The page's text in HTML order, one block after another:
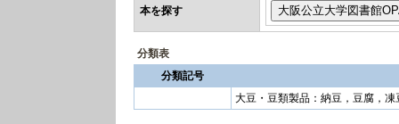
本を探す
分類表
分類記号
大豆・豆類製品：納豆，豆腐，凍